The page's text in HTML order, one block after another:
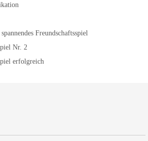
Freundschaftsspiel
Nr. 2
erfolgreich